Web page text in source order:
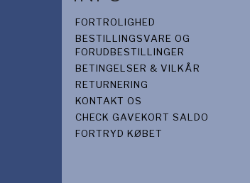
FORTROLIGHED
BESTILLINGSVARE OG
FORUDBESTILLINGER
BETINGELSER & VILKÅR
RETURNERING
KONTAKT OS
CHECK GAVEKORT SALDO
FORTRYD KØBET